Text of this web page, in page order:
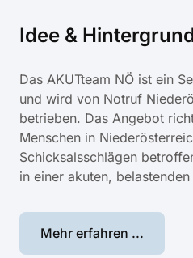
Idee &
Das AKUTteam NÖ ist ein
und wird von Notruf
betrieben. Das Angebot
Menschen in
Schicksalsschlägen
in einer akuten,
Mehr erfahren ...